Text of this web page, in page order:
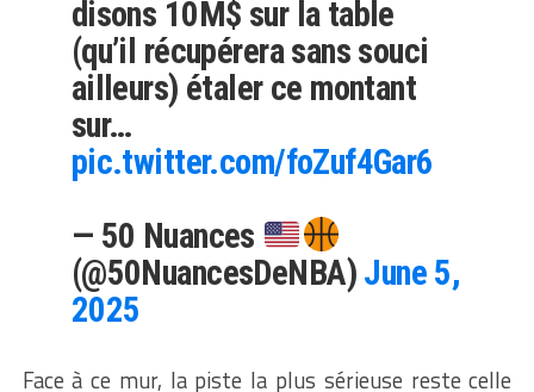
disons 10M$ sur la table
(qu’il récupérera sans souci
ailleurs) étaler ce montant
sur…
pic.twitter.com/foZuf4Gar6
— 50 Nuances
(@50NuancesDeNBA) June 5,
2025
Face à ce mur, la piste la plus sérieuse reste celle